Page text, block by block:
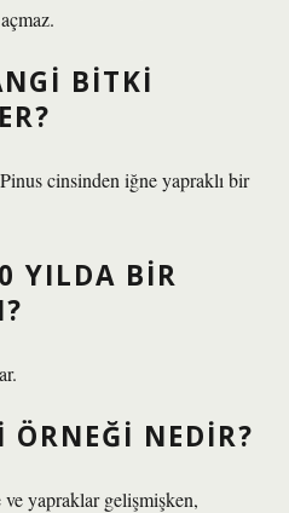
BITKI
cinsinden iğne yapraklı bir
YILDA BIR
ÖRNEĞI NEDIR?
yapraklar gelişmişken,